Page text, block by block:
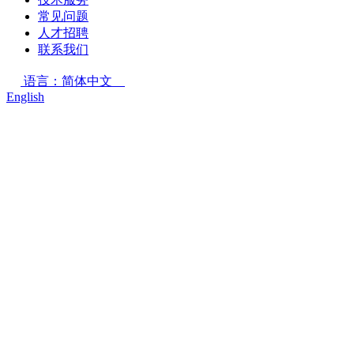
常见问题
人才招聘
联系我们
语言：简体中文
English